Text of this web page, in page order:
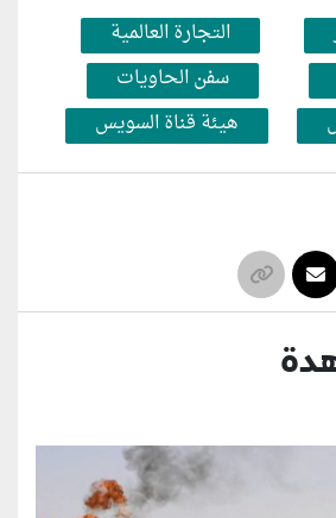
التجارة العالمية
سفن الحاويات
هيئة قناة السويس